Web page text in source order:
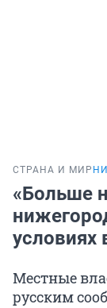
СТРАНА И МИР
«Больше
Местные
русским